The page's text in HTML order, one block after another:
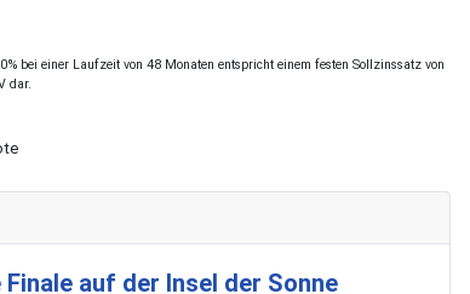
bei einer Laufzeit von 48 Monaten entspricht einem festen Sollzinssatz von
dar.
auf der Insel der Sonne